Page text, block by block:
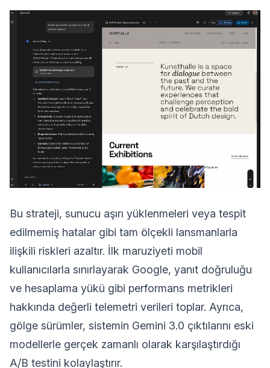
Bu strateji, sunucu aşırı yüklenmeleri veya tespit
edilmemiş hatalar gibi tam ölçekli lansmanlarla
ilişkili riskleri azaltır. İlk maruziyeti mobil
kullanıcılarla sınırlayarak Google, yanıt doğruluğu
ve hesaplama yükü gibi performans metrikleri
hakkında değerli telemetri verileri toplar. Ayrıca,
gölge sürümler, sistemin Gemini 3.0 çıktılarını eski
modellerle gerçek zamanlı olarak karşılaştırdığı
A/B testini kolaylaştırır.